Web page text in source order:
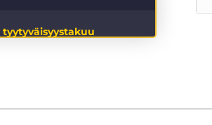
tyytyväisyystakuu